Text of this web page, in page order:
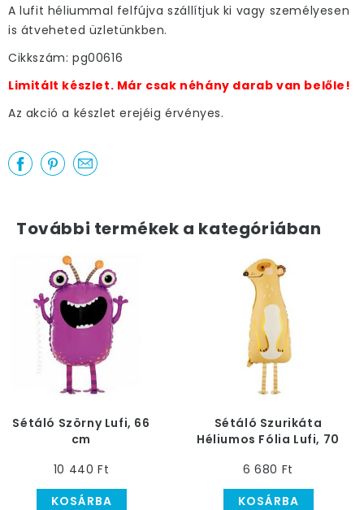
A lufit héliummal felfújva szállítjuk ki vagy személyesen
is átveheted üzletünkben.
Cikkszám: pg00616
Limitált készlet. Már csak néhány darab van belőle!
Az akció a készlet erejéig érvényes.
További termékek a kategóriában
Sétáló Szörny Lufi, 66
cm
10 440 Ft
KOSÁRBA
Sétáló Szurikáta
Héliumos Fólia Lufi, 70
6 680 Ft
KOSÁRBA